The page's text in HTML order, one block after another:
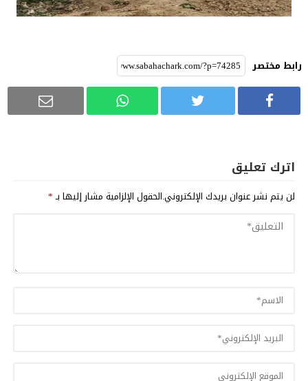
رابط مختصر
اترك تعليق
لن يتم نشر عنوان بريدك الإلكتروني.الحقول الإلزامية مشار إليها بـ*